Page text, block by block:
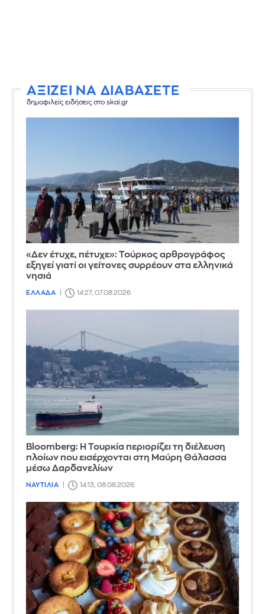
ΑΞΙΖΕΙ ΝΑ ΔΙΑΒΑΣΕΤΕ
δημοφιλείς ειδήσεις στο skai.gr
«Δεν έτυχε, πέτυχε»: Τούρκος αρθρογράφος
εξηγεί γιατί οι γείτονες συρρέουν στα ελληνικά
νησιά
ΕΛΛΑΔΑ 14:27, 07.08.2026
Bloomberg: Η Τουρκία περιορίζει τη διέλευση
πλοίων που εισέρχονται στη Μαύρη Θάλασσα
μέσω Δαρδανελίων
ΝΑΥΤΙΛΙΑ 14:13, 08.08.2026